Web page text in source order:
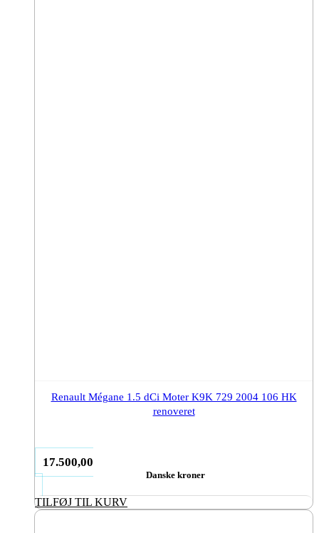
Renault Mégane 1.5 dCi Moter K9K 729 2004 106 HK
renoveret
17.500,00
Danske kroner
TILFØJ TIL KURV